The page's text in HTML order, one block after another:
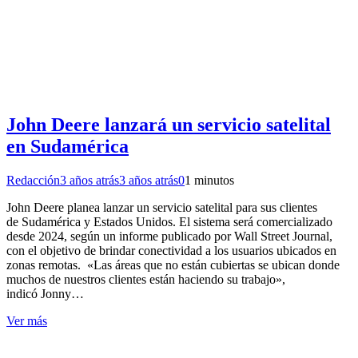
John Deere lanzará un servicio satelital
en Sudamérica
Redacción3 años atrás3 años atrás01 minutos
John Deere planea lanzar un servicio satelital para sus clientes
de Sudamérica y Estados Unidos. El sistema será comercializado
desde 2024, según un informe publicado por Wall Street Journal,
con el objetivo de brindar conectividad a los usuarios ubicados en
zonas remotas. «Las áreas que no están cubiertas se ubican donde
muchos de nuestros clientes están haciendo su trabajo»,
indicó Jonny…
Ver más